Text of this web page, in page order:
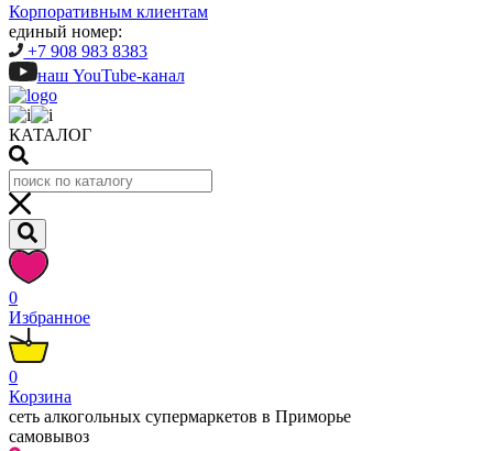
Корпоративным клиентам
единый номер:
+7 908 983 8383
наш YouTube-канал
КАТАЛОГ
0
Избранное
0
Корзина
сеть алкогольных супермаркетов в Приморье
самовывоз